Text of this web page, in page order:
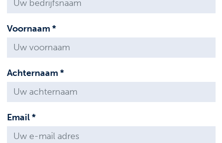
Voornaam *
Achternaam *
Email *